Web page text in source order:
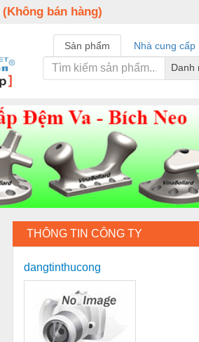
(Không bán hàng)
Sản phẩm Nhà cung cấp
Danh
THÔNG TIN CÔNG TY
dangtinthucong